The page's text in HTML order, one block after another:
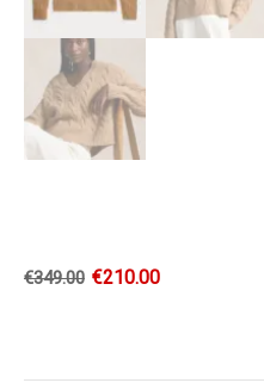
€349.00 €210.00